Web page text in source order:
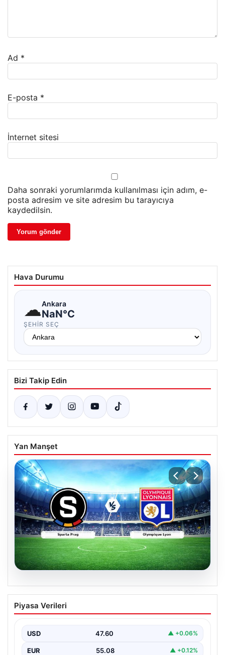
Ad *
E-posta *
İnternet sitesi
Daha sonraki yorumlarımda kullanılması için adım, e-
posta adresim ve site adresim bu tarayıcıya
kaydedilsin.
Hava Durumu
☁Ankara
NaN°C
ŞEHIR SEÇ
Bizi Takip Edin
Yan Manşet
(Özet) Sparta Prag – Olympique Lyon
Maçı Özeti ve Tüm Önemli Anları
Piyasa Verileri
USD 47.60 ▲ +0.06%
EUR 55.08 ▲ +0.12%